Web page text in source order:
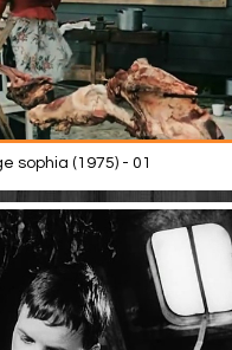
sophia (1975) - 01